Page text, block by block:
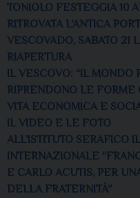
TONIOLO FESTEGGIA 10
RITROVATA L’ANTICA
VESCOVADO, SABATO 21
RIAPERTURA
IL VESCOVO: “IL MONDO
RIPRENDONO LE FORME
VITA ECONOMICA E
IL VIDEO E LE FOTO
ALL’ISTITUTO SERAFICO
INTERNAZIONALE
E CARLO ACUTIS, PER
DELLA FRATERNITÀ”